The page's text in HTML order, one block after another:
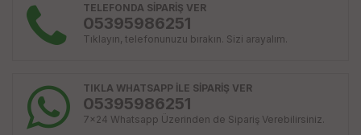
TELEFONDA SİPARİŞ VER
05395986251
Tıklayın, telefonunuzu bırakın. Sizi arayalım.
TIKLA WHATSAPP İLE SİPARİŞ VER
05395986251
7x24 Whatsapp Üzerinden de Sipariş Verebilirsiniz.